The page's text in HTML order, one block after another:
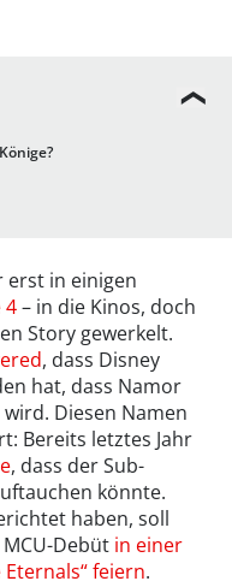
erst in einigen
4– in die Kinos, doch
Story gewerkelt.
, dass Disney
hat, dass Namor
Diesen Namen
Bereits letztes Jahr
, dass der Sub-
könnte.
haben, soll
Debüt in einer
Eternals“ feiern.